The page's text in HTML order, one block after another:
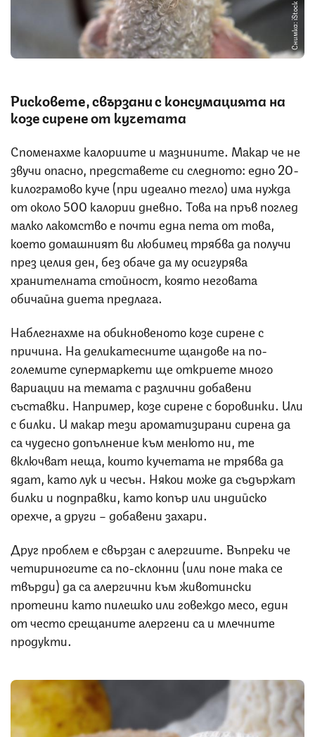
Снимка: iStock
Рисковете, свързани с консумацията на
козе сирене от кучетата
Споменахме калориите и мазнините. Макар че не
звучи опасно, представете си следното: едно 20-
килограмово куче (при идеално тегло) има нужда
от около 500 калории дневно. Това на пръв поглед
малко лакомство е почти една пета от това,
което домашният ви любимец трябва да получи
през целия ден, без обаче да му осигурява
хранителната стойност, която неговата
обичайна диета предлага.
Наблегнахме на обикновеното козе сирене с
причина. На деликатесните щандове на по-
големите супермаркети ще откриете много
вариации на темата с различни добавени
съставки. Например, козе сирене с боровинки. Или
с билки. И макар тези ароматизирани сирена да
са чудесно допълнение към менюто ни, те
включват неща, които кучетата не трябва да
ядат, като лук и чесън. Някои може да съдържат
билки и подправки, като копър или индийско
орехче, а други – добавени захари.
Друг проблем е свързан с алергиите. Въпреки че
четириногите са по-склонни (или поне така се
твърди) да са алергични към животински
протеини като пилешко или говеждо месо, един
от често срещаните алергени са и млечните
продукти.